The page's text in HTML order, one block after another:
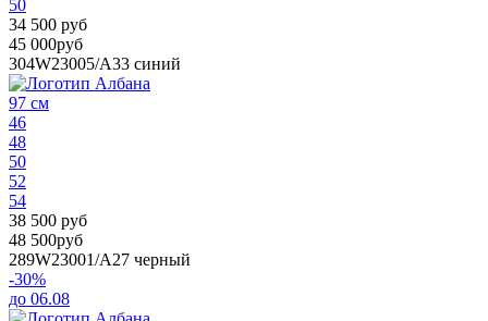
50
34 500 руб
45 000руб
304W23005/A33 синий
97 см
46
48
50
52
54
38 500 руб
48 500руб
289W23001/A27 черный
-30%
до 06.08